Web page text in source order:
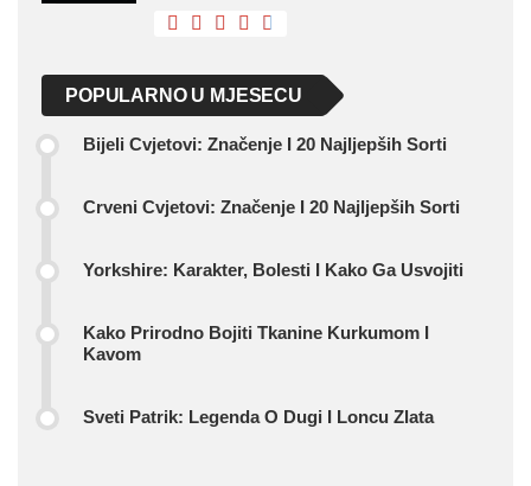
POPULARNO U MJESECU
Bijeli Cvjetovi: Značenje I 20 Najljepših Sorti
Crveni Cvjetovi: Značenje I 20 Najljepših Sorti
Yorkshire: Karakter, Bolesti I Kako Ga Usvojiti
Kako Prirodno Bojiti Tkanine Kurkumom I
Kavom
Sveti Patrik: Legenda O Dugi I Loncu Zlata